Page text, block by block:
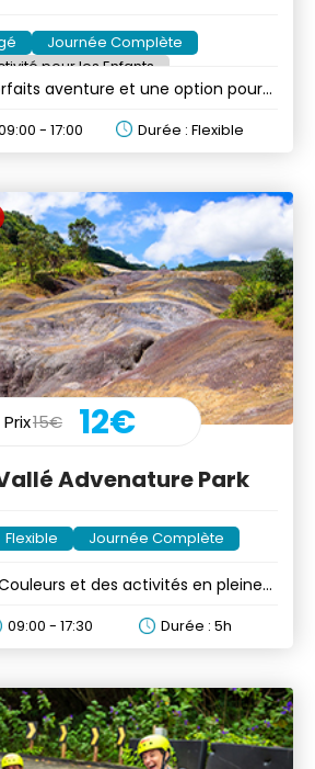
Journée Complète
pour les Enfants
aventure et une option pour
- 17:00 Durée : Flexible
Prix15€ 12€
Advenature Park
Flexible Journée Complète
et des activités en pleine
09:00 - 17:30 Durée : 5h